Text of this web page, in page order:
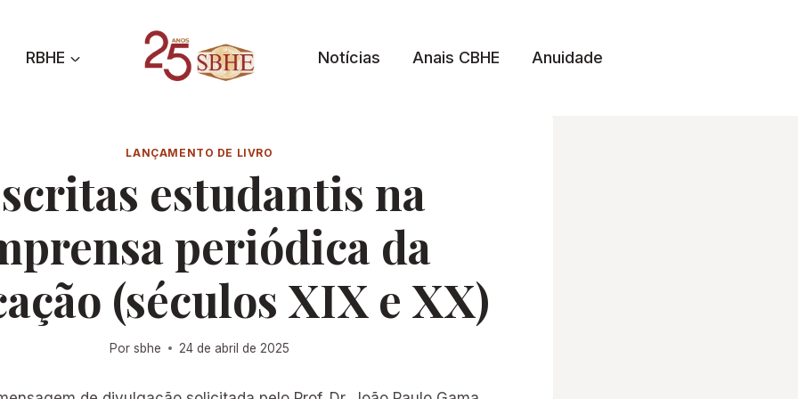
RBHE Notícias Anais CBHE Anuidade
LANÇAMENTO DE LIVRO
estudantis na
periódica da
(séculos XIX e XX)
Por sbhe 24 de abril de 2025